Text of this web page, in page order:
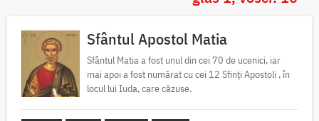
Sfântul Apostol Matia
Sfântul Matia a fost unul din cei 70 de ucenici, iar
mai apoi a fost numărat cu cei 12 Sfinți Apostoli , în
locul lui Iuda, care căzuse.